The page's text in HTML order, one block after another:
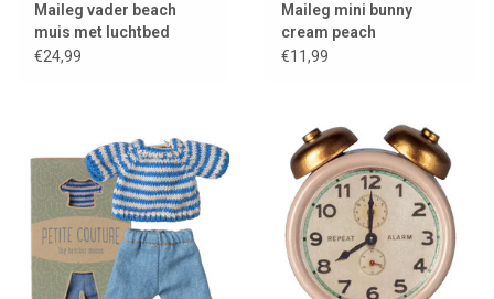
Maileg vader beach
muis met luchtbed
€24,99
Maileg mini bunny
cream peach
€11,99